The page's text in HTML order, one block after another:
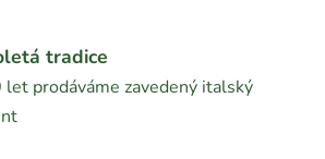
tradice
let prodáváme zavedený italský